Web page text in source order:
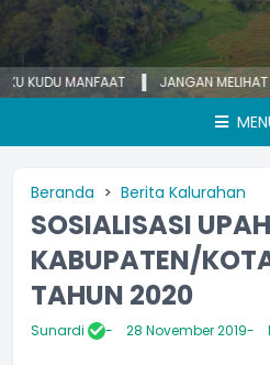
MANFAAT JANGAN MELIHAT
Beranda Berita Kalurahan
SOSIALISASI
KABUPATEN/
TAHUN 2020
Sunardi 28 November 2019